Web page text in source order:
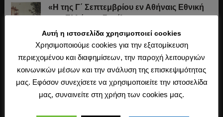
«Η της Γ΄ Σεπτεμβρίου εν Αθήναις Εθνική
των Ελλήνων Συνέλευσις»
Οι Ξεκουκούλωτοι και οι Χαΐνηδες της
Κρήτης
Η άλωση της Κωνσταντινούπολης (1453)
Αυτή η ιστοσελίδα χρησιμοποιεί cookies
Χρησιμοποιούμε cookies για την εξατομίκευση
περιεχομένου και διαφημίσεων, την παροχή λειτουργιών
κοινωνικών μέσων και την ανάλυση της επισκεψιμότητας
μας. Εφόσον συνεχίσετε να χρησιμοποιείτε την ιστοσελίδα
μας, συναινείτε στη χρήση των cookies μας.